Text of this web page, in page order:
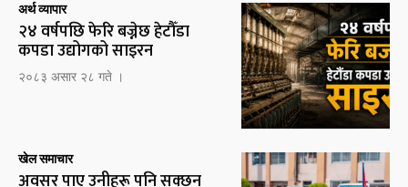
अर्थ व्यापार
२४ वर्षपछि फेरि बज्नेछ हेटौँडा
कपडा उद्योगको साइरन
२०८३ असार २८ गते ।
खेल समाचार